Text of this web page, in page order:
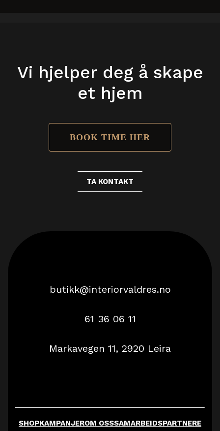
Vi hjelper deg å skape
et hjem
BOOK TIME HER
TA KONTAKT
butikk@interiorvaldres.no
61 36 06 11
Markavegen 11, 2920 Leira
SHOPKAMPANJEROM OSSSAMARBEIDSPARTNERE